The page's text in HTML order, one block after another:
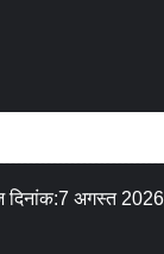
अगस्त